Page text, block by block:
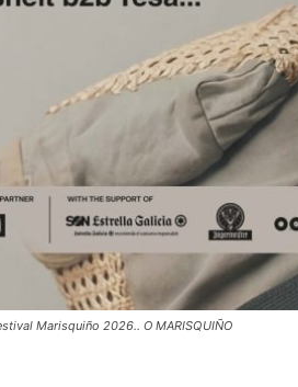
Marisquiño 2026.. O MARISQUIÑO